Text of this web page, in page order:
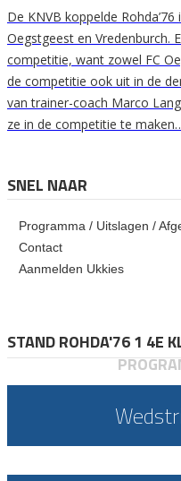
De KNVB koppelde
Oegstgeest en Vredenburch.
competitie, want zowel FC
de competitie ook uit in de
van trainer-coach Marco
ze in de competitie te
SNEL NAAR
Programma / Uitslagen /
Contact
Aanmelden Ukkies
STAND ROHDA'76 1 4E